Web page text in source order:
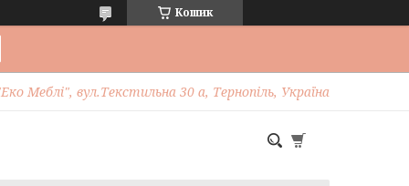
Кошик
Меблі", вул.Текстильна 30 а, Тернопіль, Україна